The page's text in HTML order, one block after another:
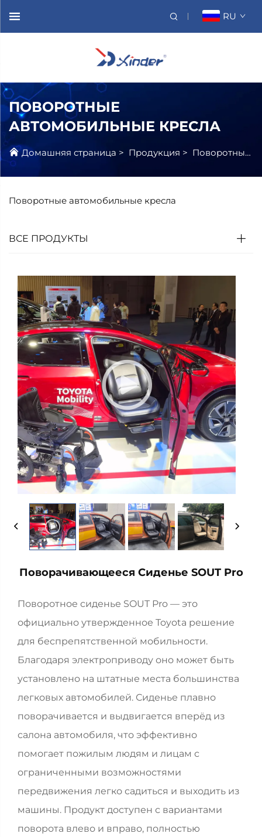
RU
ПОВОРОТНЫЕ
АВТОМОБИЛЬНЫЕ КРЕСЛА
Домашняя страница > Продукция > Поворотные Сиденья
Поворотные автомобильные кресла
ВСЕ ПРОДУКТЫ
Поворачивающееся Сиденье SOUT Pro
Поворотное сиденье SOUT Pro — это
официально утвержденное Toyota решение
для беспрепятственной мобильности.
Благодаря электроприводу оно может быть
установлено на штатные места большинства
легковых автомобилей. Сиденье плавно
поворачивается и выдвигается вперёд из
салона автомобиля, что эффективно
помогает пожилым людям и лицам с
ограниченными возможностями
передвижения легко садиться и выходить из
машины. Продукт доступен с вариантами
поворота влево и вправо, полностью